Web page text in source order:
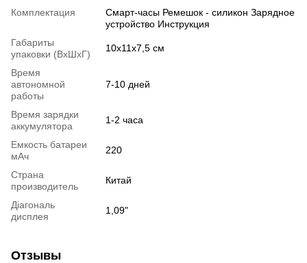
Комплектация
Смарт-часы Ремешок - силикон Зарядное
устройство Инструкция
Габариты
упаковки (ВхШхГ)
10х11х7,5 см
Время
автономной
работы
7-10 дней
Время зарядки
аккумулятора
1-2 часа
Емкость батареи
мАч
220
Страна
производитель
Китай
Діагональ
дисплея
1,09"
Отзывы